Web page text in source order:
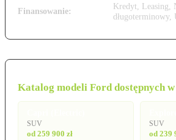
Finansowanie:
Kredyt, Leasing,
długoterminowy,
Katalog modeli Ford dostępnych w
SUV
od 259 900 zł
SUV
od 239